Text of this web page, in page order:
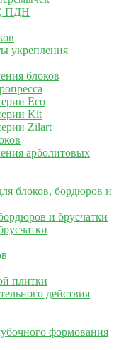
ПДН
укрепления
блоков
Eco
Kit
Zilart
арболитовых
блоков, бордюров и
и брусчатки
плитки
действия
формования